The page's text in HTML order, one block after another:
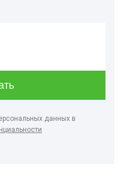
данных в